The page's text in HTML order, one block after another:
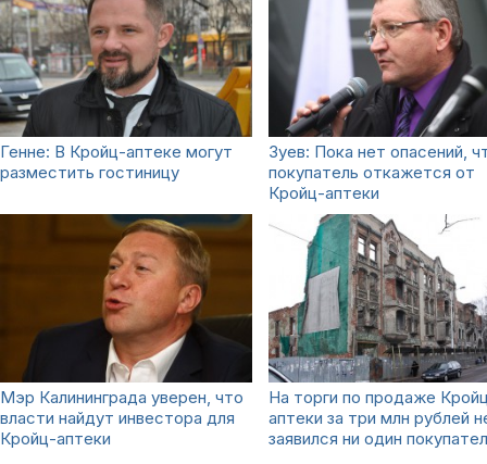
Генне: В Кройц-аптеке могут
разместить гостиницу
Зуев: Пока нет опасений,
покупатель откажется от
Кройц-аптеки
Мэр Калининграда уверен, что
власти найдут инвестора для
Кройц-аптеки
На торги по продаже
аптеки за три млн рублей
заявился ни один